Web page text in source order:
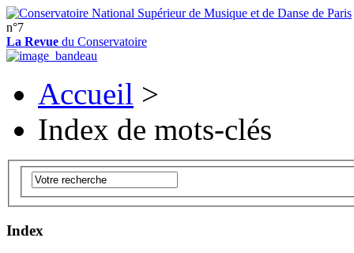
n°7
La Revue du Conservatoire
Accueil >
Index de mots-clés
Index